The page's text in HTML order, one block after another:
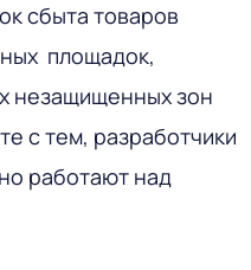
сбыта товаров
площадок,
незащищенных зон
с тем, разработчики
работают над